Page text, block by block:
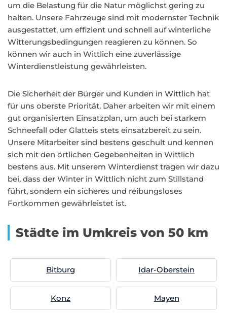
um die Belastung für die Natur möglichst gering zu
halten. Unsere Fahrzeuge sind mit modernster Technik
ausgestattet, um effizient und schnell auf winterliche
Witterungsbedingungen reagieren zu können. So
können wir auch in Wittlich eine zuverlässige
Winterdienstleistung gewährleisten.
Die Sicherheit der Bürger und Kunden in Wittlich hat
für uns oberste Priorität. Daher arbeiten wir mit einem
gut organisierten Einsatzplan, um auch bei starkem
Schneefall oder Glatteis stets einsatzbereit zu sein.
Unsere Mitarbeiter sind bestens geschult und kennen
sich mit den örtlichen Gegebenheiten in Wittlich
bestens aus. Mit unserem Winterdienst tragen wir dazu
bei, dass der Winter in Wittlich nicht zum Stillstand
führt, sondern ein sicheres und reibungsloses
Fortkommen gewährleistet ist.
Städte im Umkreis von 50 km
Bitburg Idar-Oberstein
Konz Mayen